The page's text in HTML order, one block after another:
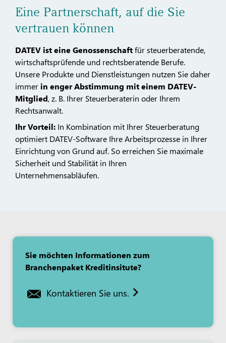
Eine Partnerschaft, auf die Sie
vertrauen können
DATEV ist eine Genossenschaftfür steuerberatende,
wirtschaftsprüfende und rechtsberatende Berufe.
Unsere Produkte und Dienstleistungen nutzen Sie daher
immer in enger Abstimmung mit einem DATEV-
Mitglied, z. B. Ihrer Steuerberaterin oder Ihrem
Rechtsanwalt.
Ihr Vorteil: In Kombination mit Ihrer Steuerberatung
optimiert DATEV-Software Ihre Arbeitsprozesse in Ihrer
Einrichtung von Grund auf. So erreichen Sie maximale
Sicherheit und Stabilität in Ihren
Unternehmensabläufen.
Sie möchten Informationen zum
Branchenpaket Kreditinsitute?
Kontaktieren Sie uns.